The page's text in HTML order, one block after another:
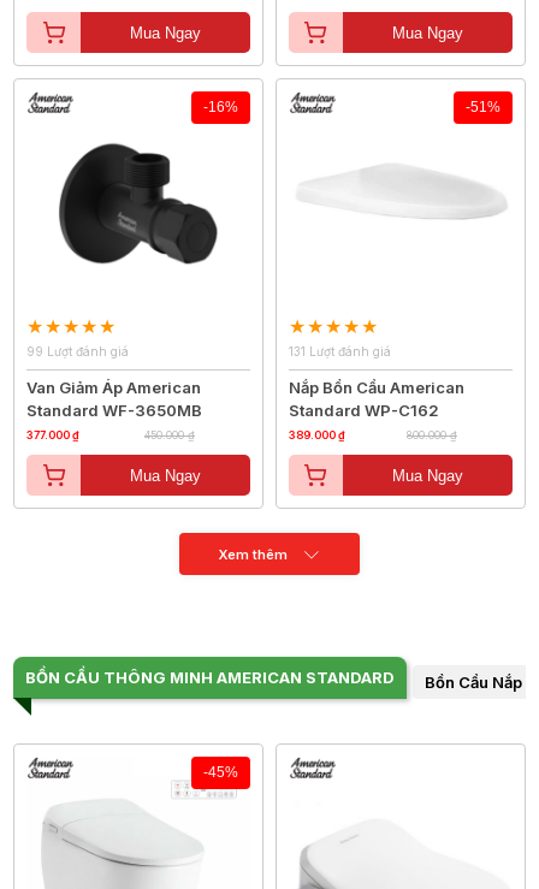
Mua Ngay Mua Ngay
-16%
99 Lượt đánh giá
Van Giảm Áp American
Standard WF-3650MB
377.000 ₫ 450.000 ₫
Mua Ngay
-51%
131 Lượt đánh giá
Nắp Bồn Cầu American
Standard WP-C162
389.000 ₫ 800.000 ₫
Mua Ngay
Xem thêm
BỒN CẦU THÔNG MINH AMERICAN STANDARD Bồn Cầu Nắp
-45%